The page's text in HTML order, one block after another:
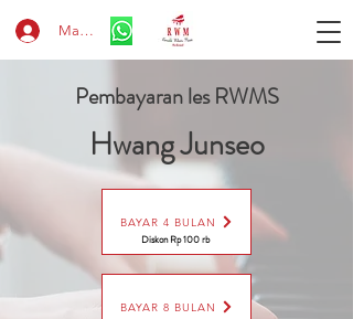
Masuk
Pembayaran les RWMS
Hwang Junseo
BAYAR 4 BULAN
Diskon Rp 100 rb
BAYAR 8 BULAN